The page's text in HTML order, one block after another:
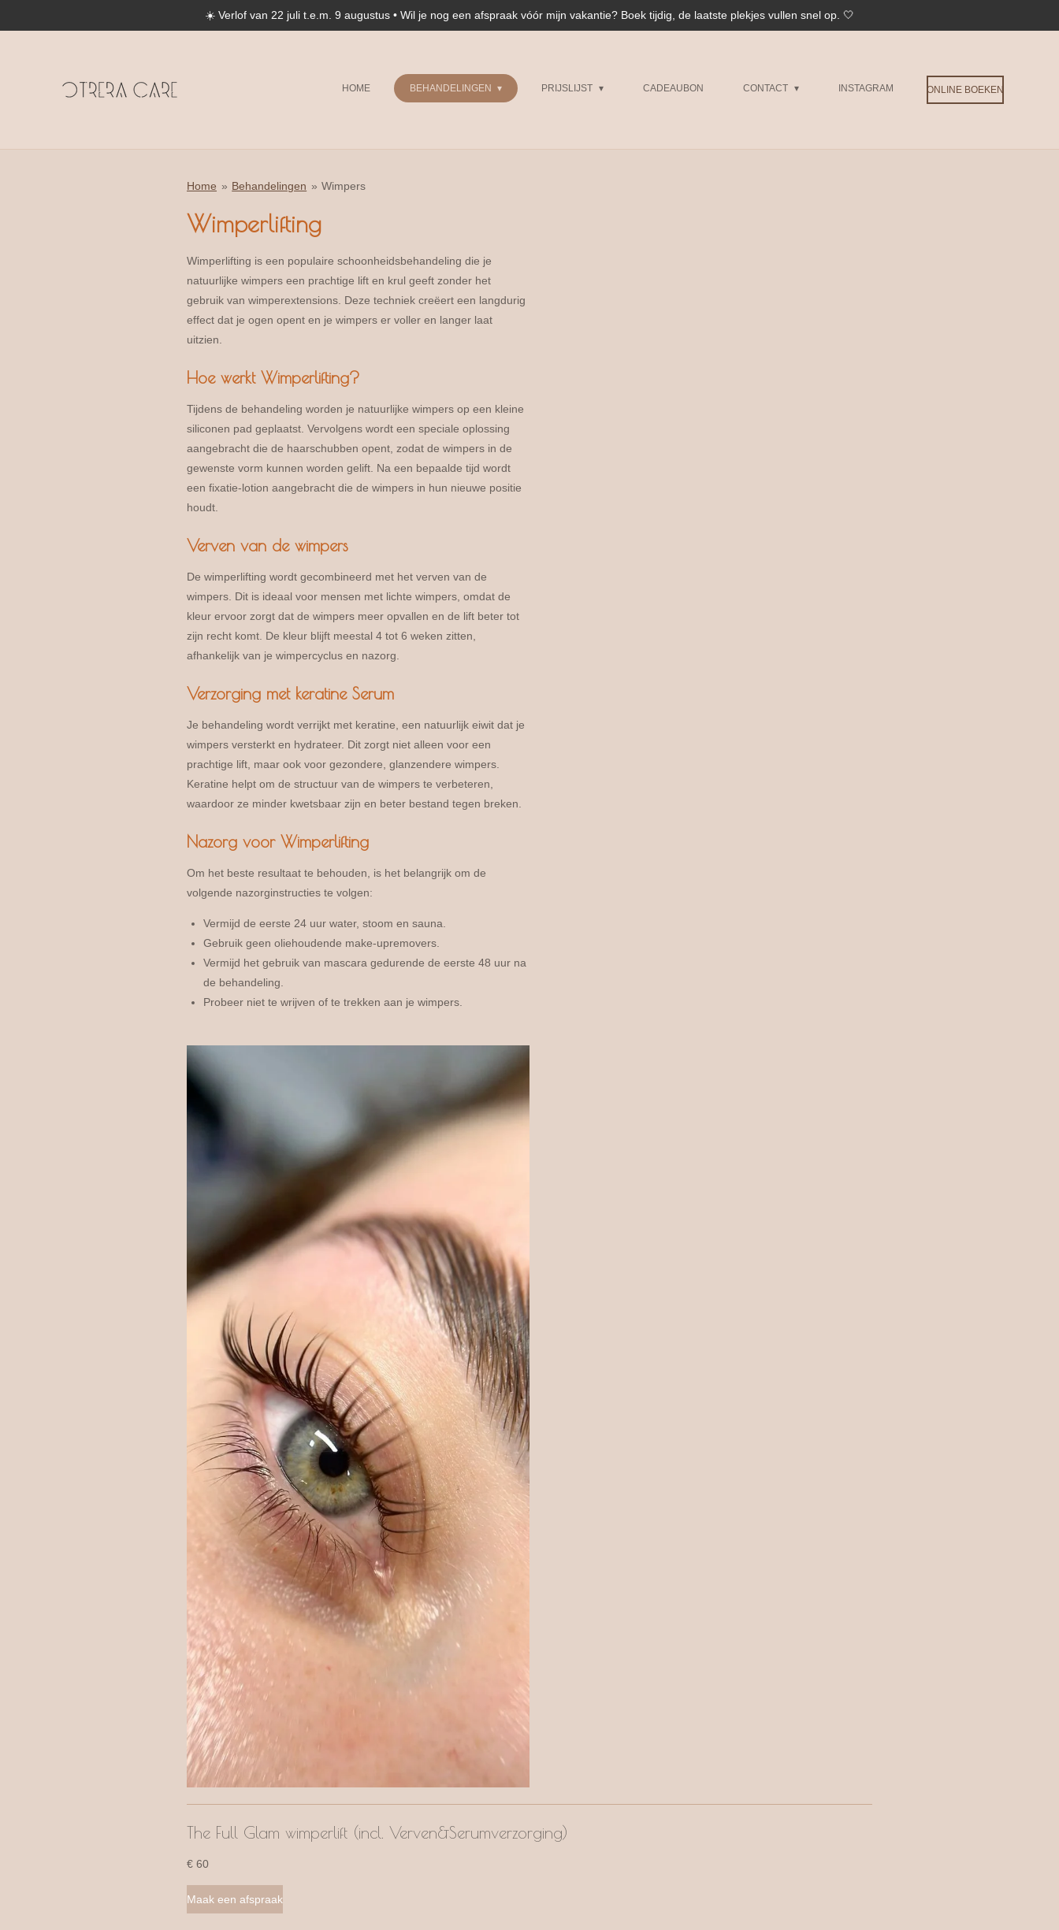
hoofdinhoud
☀️ Verlof van 22 juli t.e.m. 9 augustus • Wil je nog een afspraak vóór mijn vakantie? Boek tijdig, de laatste plekjes vullen snel op. 🤍
HOME BEHANDELINGEN PRIJSLIJST CADEAUBON CONTACT INSTAGRAM ONLINE BOEKEN
Home » Behandelingen » Wimpers
Wimperlifting
Wimperlifting is een populaire schoonheidsbehandeling die je
natuurlijke wimpers een prachtige lift en krul geeft zonder het
gebruik van wimperextensions. Deze techniek creëert een langdurig
effect dat je ogen opent en je wimpers er voller en langer laat
uitzien.
Hoe werkt Wimperlifting?
Tijdens de behandeling worden je natuurlijke wimpers op een kleine
siliconen pad geplaatst. Vervolgens wordt een speciale oplossing
aangebracht die de haarschubben opent, zodat de wimpers in de
gewenste vorm kunnen worden gelift. Na een bepaalde tijd wordt
een fixatie-lotion aangebracht die de wimpers in hun nieuwe positie
houdt.
Verven van de wimpers
De wimperlifting wordt gecombineerd met het verven van de
wimpers. Dit is ideaal voor mensen met lichte wimpers, omdat de
kleur ervoor zorgt dat de wimpers meer opvallen en de lift beter tot
zijn recht komt. De kleur blijft meestal 4 tot 6 weken zitten,
afhankelijk van je wimpercyclus en nazorg.
Verzorging met keratine Serum
Je behandeling wordt verrijkt met keratine, een natuurlijk eiwit dat je
wimpers versterkt en hydrateer. Dit zorgt niet alleen voor een
prachtige lift, maar ook voor gezondere, glanzendere wimpers.
Keratine helpt om de structuur van de wimpers te verbeteren,
waardoor ze minder kwetsbaar zijn en beter bestand tegen breken.
Nazorg voor Wimperlifting
Om het beste resultaat te behouden, is het belangrijk om de
volgende nazorginstructies te volgen:
Vermijd de eerste 24 uur water, stoom en sauna.
Gebruik geen oliehoudende make-upremovers.
Vermijd het gebruik van mascara gedurende de eerste 48 uur na
de behandeling.
Probeer niet te wrijven of te trekken aan je wimpers.
The Full Glam wimperlift (incl. Verven&Serumverzorging)
€ 60
Maak een afspraak